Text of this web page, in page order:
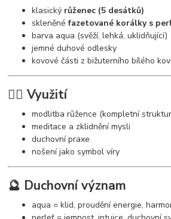
klasický růženec (5 desátků)
skleněnéfazetované korálky s
barva aqua (svěží, lehká, uklidňující)
jemné duhové odlesky
kovové části z bižuterního bílého
🧘‍♀️ Využití
modlitba růžence (kompletní
meditace a zklidnění mysli
duchovní praxe
nošení jako symbol víry
🔮 Duchovní význam
aqua = klid, proudění energie,